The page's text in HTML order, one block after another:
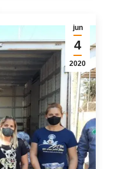
jun
4
2020